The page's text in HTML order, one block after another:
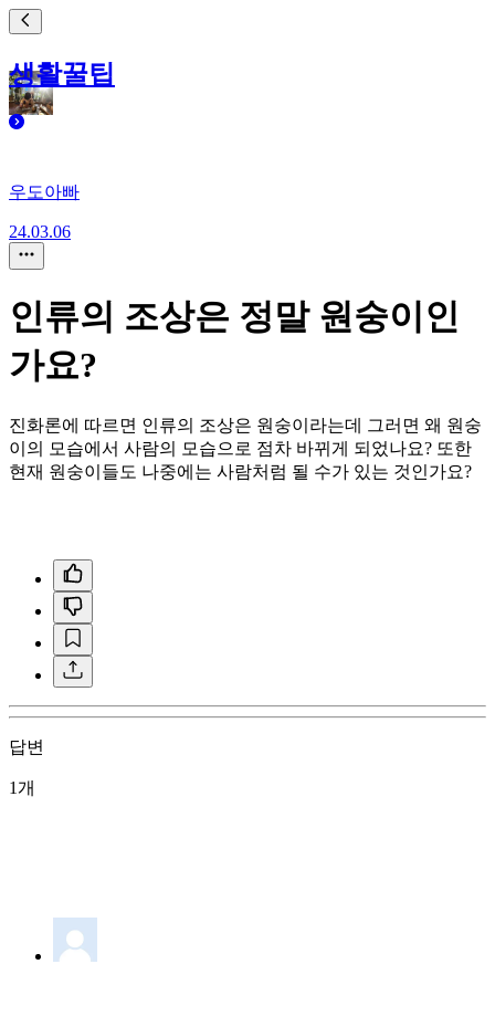
생활꿀팁
우도아빠
24.03.06
인류의 조상은 정말 원숭이인
가요?
진화론에 따르면 인류의 조상은 원숭이라는데 그러면 왜 원숭
이의 모습에서 사람의 모습으로 점차 바뀌게 되었나요? 또한
현재 원숭이들도 나중에는 사람처럼 될 수가 있는 것인가요?
답변
1개